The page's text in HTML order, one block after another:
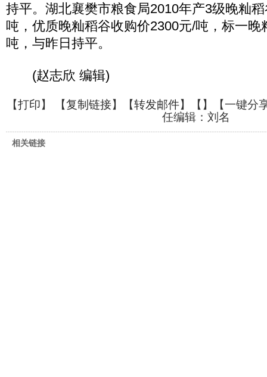
持平。湖北襄樊市粮食局2010年产3级晚籼
吨，优质晚籼稻谷收购价2300元/吨，标一晚
吨，与昨日持平。
(赵志欣 编辑)
【打印】 【复制链接】【转发邮件】【 】
【一键分
任编辑：刘名
相关链接